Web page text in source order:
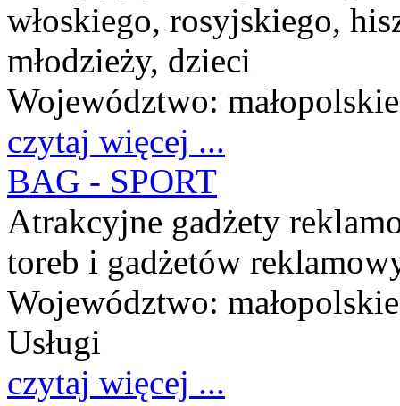
włoskiego, rosyjskiego,
młodzieży, dzieci
Województwo: małopolskie
czytaj więcej ...
BAG - SPORT
Atrakcyjne gadżety
toreb i gadżetów
Województwo: małopolskie
Usługi
czytaj więcej ...